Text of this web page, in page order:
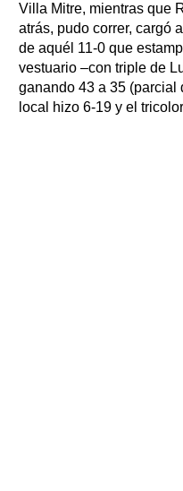
Villa Mitre, mientras que
atrás, pudo correr, cargó
de aquél 11-0 que
vestuario –con triple de
ganando 43 a 35 (parcial
local hizo 6-19 y el